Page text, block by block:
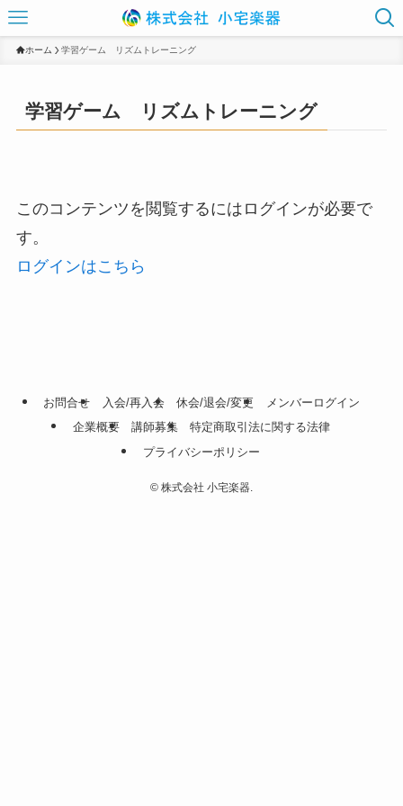
ホーム 学習ゲーム リズムトレーニング
学習ゲーム リズムトレーニング
このコンテンツを閲覧するにはログインが必要で
す。
ログインはこちら
お問合せ 入会/再入会 休会/退会/変更
メンバーログイン
企業概要
講師募集
特定商取引法に関する法律
プライバシーポリシー
© 株式会社 小宅楽器.